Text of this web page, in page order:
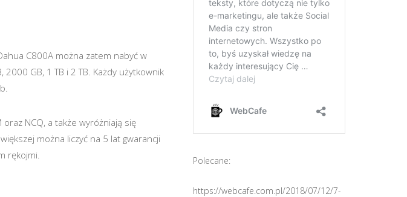
C800A można zatem nabyć w
GB, 1 TB i 2 TB. Każdy użytkownik
NCQ, a także wyróżniają się
można liczyć na 5 lat gwarancji
rękojmi.
Polecane:
https://webcafe.com.pl/2018/07/12/7-